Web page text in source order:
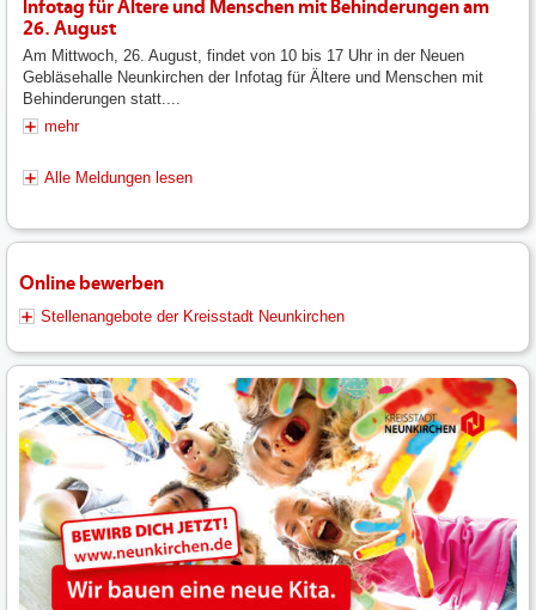
Infotag für Ältere und Menschen mit Behinderungen am
26. August
Am Mittwoch, 26. August, findet von 10 bis 17 Uhr in der Neuen
Gebläsehalle Neunkirchen der Infotag für Ältere und Menschen mit
Behinderungen statt....
mehr
Alle Meldungen lesen
Online bewerben
Stellenangebote der Kreisstadt Neunkirchen